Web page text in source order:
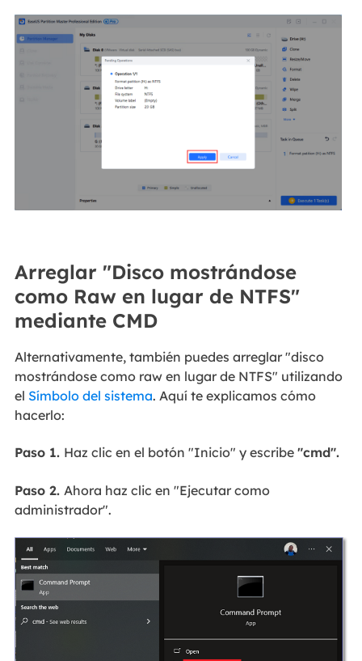
Arreglar "Disco mostrándose
como Raw en lugar de NTFS"
mediante CMD
Alternativamente, también puedes arreglar "disco
mostrándose como raw en lugar de NTFS" utilizando
el Símbolo del sistema. Aquí te explicamos cómo
hacerlo:
Paso 1. Haz clic en el botón "Inicio" y escribe "cmd".
Paso 2. Ahora haz clic en "Ejecutar como
administrador".